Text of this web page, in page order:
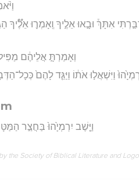
אִתָּךְ֒ וּבָ֣אוּ אֵלֶ֣יךָ וְֽאָמְר֪וּ
וְאָמַרְתָּ֣ אֲלֵיהֶ֔ם
וַיִּשְׁאֲל֣וּ אֹת֔וֹ וַיַּגֵּ֤ד לָהֶם֙
וַיֵּ֤שֶׁב יִרְמְיָ֙הוּ֙ בַּחֲצַ֣ר
the Society of Biblical Literature and